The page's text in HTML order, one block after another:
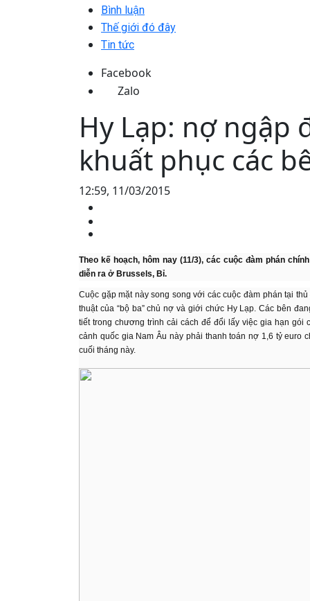
Bình luận
Thế giới đó đây
Tin tức
Facebook
Zalo
Hy Lạp: nợ ngập
khuất phục các
12:59, 11/03/2015
Theo kế hoạch, hôm nay (11/3), các cuộc đàm phán
diễn ra ở Brussels, Bỉ.
Cuộc gặp mặt này song song với các cuộc đàm phán tại
thuật của “bộ ba” chủ nợ và giới chức Hy Lạp. Các bên
tiết trong chương trình cải cách để đổi lấy việc gia hạn gói
cảnh quốc gia Nam Âu này phải thanh toán nợ 1,6 tỷ euro
cuối tháng này.